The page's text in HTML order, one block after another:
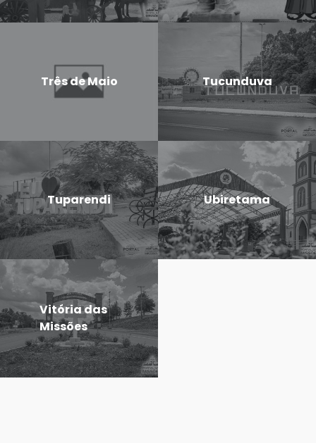
Três de Maio Tucunduva
Tuparendi Ubiretama
Vitória das
Missões